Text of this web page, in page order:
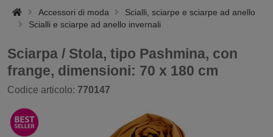
Accessori di moda
Scialli, sciarpe e sciarpe ad anello
Scialli e sciarpe ad anello invernali
Sciarpa / Stola, tipo Pashmina, con
frange, dimensioni: 70 x 180 cm
Codice articolo: 770147